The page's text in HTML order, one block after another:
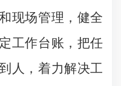
现场管理，健全
工作台账，把任
人，着力解决工